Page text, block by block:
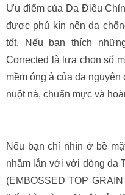
Ưu điểm của Da Điều
được phủ kín nên da
tốt. Nếu bạn thích
Corrected là lựa chọn số
mềm óng ả của da
nuột nà, chuẩn mực và
Nếu bạn chỉ nhìn ở bề
nhầm lẫn với với dòng da
(EMBOSSED TOP